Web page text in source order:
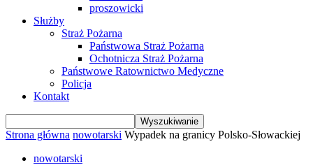
proszowicki
Służby
Straż Pożarna
Państwowa Straż Pożarna
Ochotnicza Straż Pożarna
Państwowe Ratownictwo Medyczne
Policja
Kontakt
Strona główna nowotarski Wypadek na granicy Polsko-Słowackiej
nowotarski